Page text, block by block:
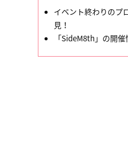
イベント終わりのプ
見！
「SideM8th」の開催